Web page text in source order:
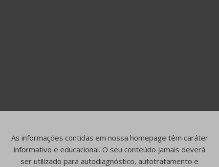
As informações contidas em nossa homepage têm caráter
informativo e educacional. O seu conteúdo jamais deverá
ser utilizado para autodiagnóstico, autotratamento e